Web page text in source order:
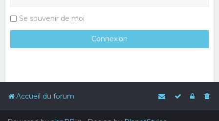
Se souvenir de moi
Accueil du forum